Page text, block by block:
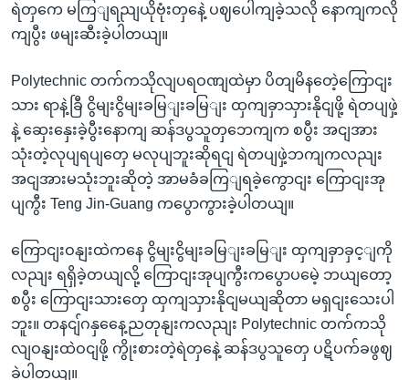
ရဲတှကေ မကြျရညျယိုဗုံးတှနေဲ့ ပဈပေါကျခဲ့သလို နောကျကလို
ကျပွီး ဖမျးဆီးခဲ့ပါတယျ။
Polytechnic တက်ကသိုလျပရဝဏျထဲမှာ ပိတျမိနတေဲ့ကြောငျး
သား ရာနဲ့ခြီ ငွိမျးငွိမျးခမြျးခမြျး ထှကျခှာသှားနိုငျဖို့ ရဲတပျဖှဲ့
နဲ့ ဆှေးနှေးခဲ့ပွီးနောကျ ဆန်ဒပွသူတှဘေကျက စပွီး အငျအား
သုံးတဲ့လုပျရပျတှေ မလုပျဘူးဆိုရငျ ရဲတပျဖှဲ့ဘကျကလညျး
အငျအားမသုံးဘူးဆိုတဲ့ အာမခံခကြျရခဲ့ကွောငျး ကြောငျးအု
ပျကွီး Teng Jin-Guang ကပွောကွားခဲ့ပါတယျ။
ကြောငျးဝနျးထဲကနေ ငွိမျးငွိမျးခမြျးခမြျး ထှကျခှာခှင့ျကို
လညျး ရရှိခဲ့တယျလို့ ကြောငျးအုပျကွီးကပွောပမေဲ့ ဘယျတော့
စပွီး ကြောငျးသားတှေ ထှကျသှားနိုငျမယျဆိုတာ မရှငျးသေးပါ
ဘူး။ တနငျ်ဂနှနေေ့ညတုနျးကလညျး Polytechnic တက်ကသို
လျဝနျးထဲဝငျဖို့ ကွိုးစားတဲ့ရဲတှနေဲ့ ဆန်ဒပွသူတှေ ပဋိပက်ခဖွဈ
ခဲ့ပါတယျ။